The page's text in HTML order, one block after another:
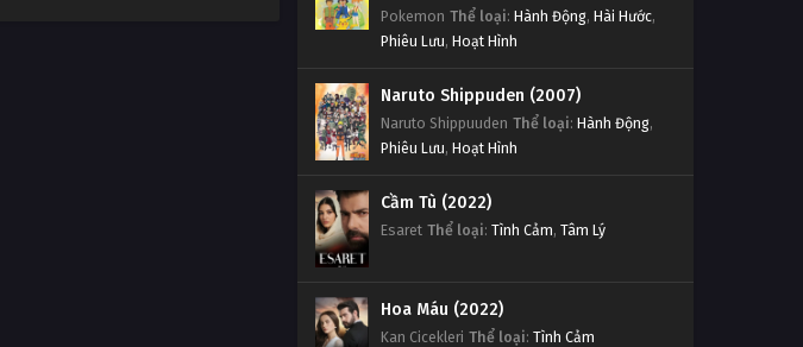
Pokemon Thể loại: Hành Động, Hài Hước,
Phiêu Lưu, Hoạt Hình
Naruto Shippuden (2007)
Naruto Shippuuden Thể loại: Hành Động,
Phiêu Lưu, Hoạt Hình
Cầm Tù (2022)
Esaret Thể loại: Tình Cảm, Tâm Lý
Hoa Máu (2022)
Kan Cicekleri Thể loại: Tình Cảm